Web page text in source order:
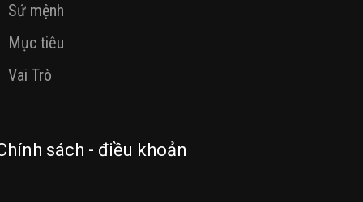
Sứ mệnh
Mục tiêu
Vai Trò
sách - điều khoản